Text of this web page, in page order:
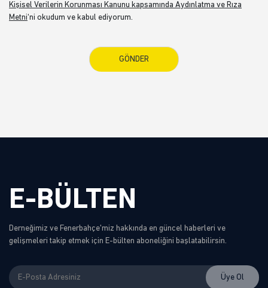
Kişisel Verilerin Korunması Kanunu kapsamında Aydınlatma ve Rıza
Metni‘ni okudum ve kabul ediyorum.
E-BÜLTEN
Derneğimiz ve Fenerbahçe'miz hakkında en güncel haberleri ve
gelişmeleri takip etmek için E-bülten aboneliğini başlatabilirsin.